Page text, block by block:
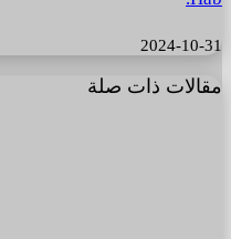
2024-10-31
مقالات ذات صلة